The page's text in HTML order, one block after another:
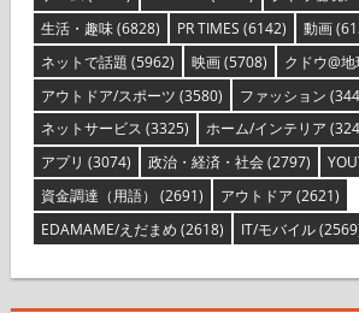
生活・趣味(6828) PR TIMES (6142) 動画
ネットで話題 (5962) 映画(5708) クドウ@
アウトドア/スポーツ (3580) ファッション
ネットサービス (3325) ホーム/インテリア
アプリ (3074) 政治・経済・社会(2797)
資金調達（用語） (2691) アウトドア (2621)
EDAMAME/えだまめ (2618) IT/モバイル